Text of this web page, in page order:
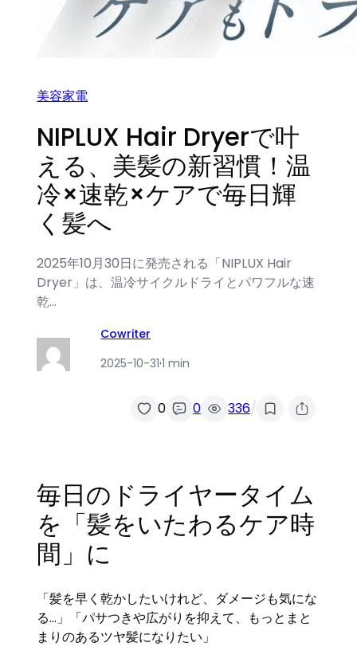
美容家電
NIPLUX Hair Dryerで叶
える、美髪の新習慣！温
冷×速乾×ケアで毎日輝
く髪へ
2025年10月30日に発売される「NIPLUX Hair
Dryer」は、温冷サイクルドライとパワフルな速
乾…
Cowriter
2025-10-31·1 min
0 0 336/
毎日のドライヤータイム
を「髪をいたわるケア時
間」に
「髪を早く乾かしたいけれど、ダメージも気にな
る…」「パサつきや広がりを抑えて、もっとまと
まりのあるツヤ髪になりたい」